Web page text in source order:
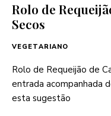
Rolo de
Secos
VEGETARIANO
Rolo de Requeijão de
entrada acompanhada
esta sugestão